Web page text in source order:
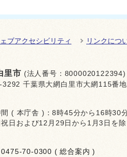
ブアクセシビリティ リンクにつ
里市 (法人番号：8000020122394)
3292 千葉県大網白里市大網115番地
間 ( 本庁舎 )：8時45分から16時30
日および12月29日から1月3日を除
0475-70-0300 ( 総合案内 )